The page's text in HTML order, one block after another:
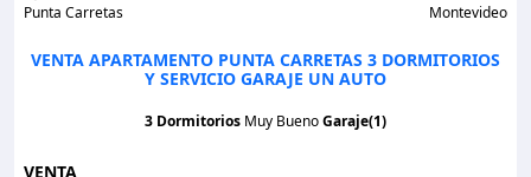
Punta Carretas
Montevideo
VENTA APARTAMENTO PUNTA CARRETAS 3 DORMITORIOS
Y SERVICIO GARAJE UN AUTO
3 Dormitorios Muy BuenoGaraje(1)
VENTA